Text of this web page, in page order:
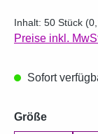
Inhalt: 50 Stück
Preise inkl.
Sofort
Größe